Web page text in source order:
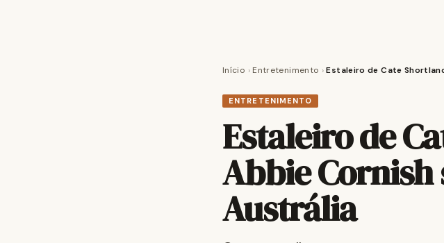
Início › Entretenimento › Estaleiro de Cate
ENTRETENIMENTO
Estaleiro de
Abbie
Austrália